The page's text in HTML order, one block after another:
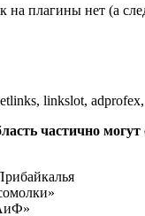
плагины нет (а
linkslot,
частично